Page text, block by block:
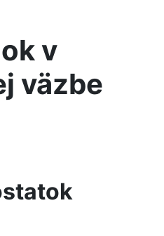
v
väzbe